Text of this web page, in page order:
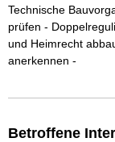
Technische
prüfen -
und Heimrecht
anerkennen -
Betroffene